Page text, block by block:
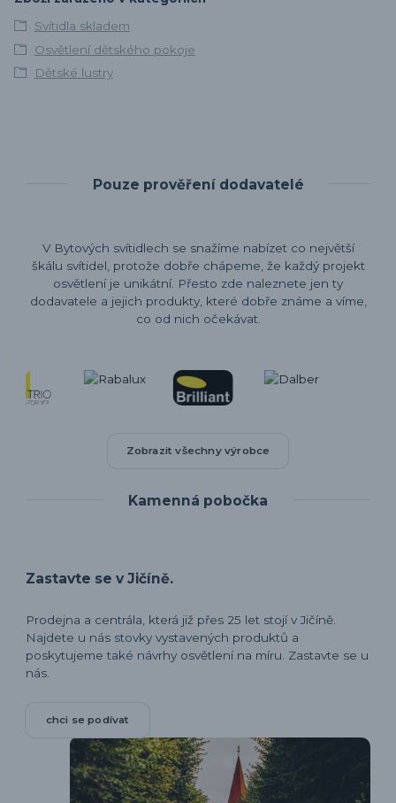
Svítidla skladem
Osvětlení dětského pokoje
Dětské lustry
Pouze prověření dodavatelé
V Bytových svítidlech se snažíme nabízet co největší
škálu svítidel, protože dobře chápeme, že každý projekt
osvětlení je unikátní. Přesto zde naleznete jen ty
dodavatele a jejich produkty, které dobře známe a víme,
co od nich očekávat.
Zobrazit všechny výrobce
Kamenná pobočka
Zastavte se v Jičíně.
Prodejna a centrála, která již přes 25 let stojí v Jičíně.
Najdete u nás stovky vystavených produktů a
poskytujeme také návrhy osvětlení na míru. Zastavte se u
nás.
chci se podívat